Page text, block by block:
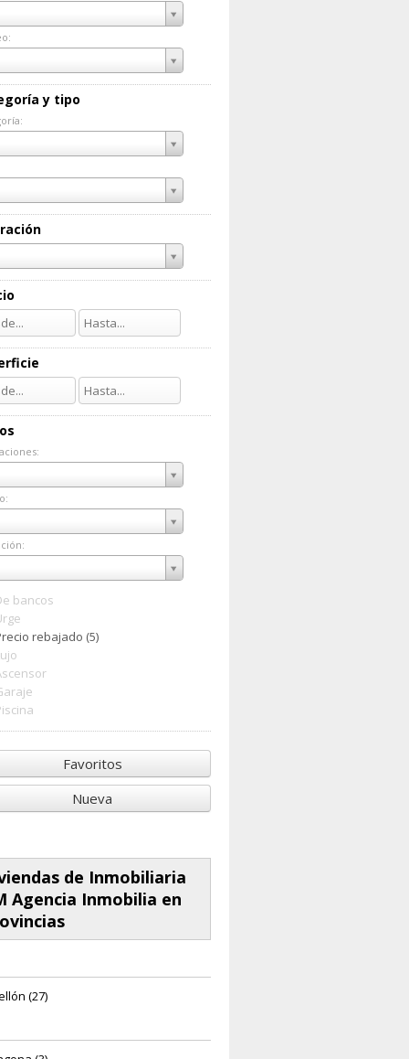
y tipo
bancos
rebajado (5)
Favoritos
Nueva
de Inmobiliaria
Agencia Inmobilia en
(27)